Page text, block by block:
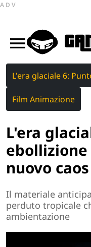
ADV
L'era glaciale 6:
Film Animazione
L'era
ebollizione
nuovo caos
Il materiale
perduto tropicale
ambientazione